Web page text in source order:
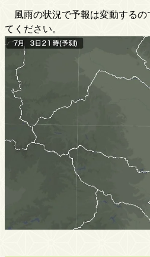
風雨の状況で予報は変動するの
てください。